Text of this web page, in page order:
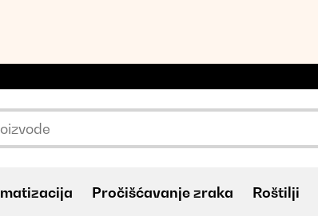
Pročišćavanje zraka Roštilji